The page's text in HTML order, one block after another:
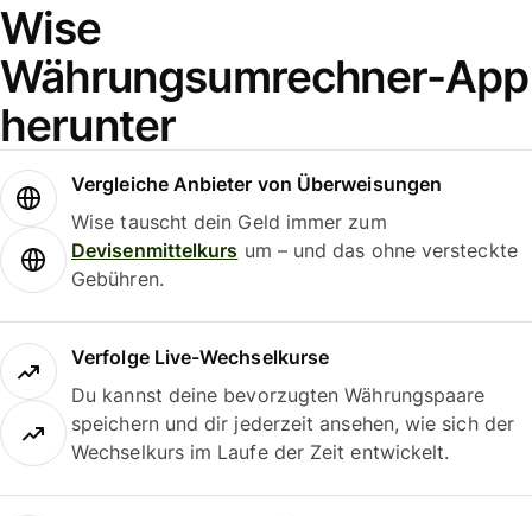
Wise
Währungsumrechner-App
herunter
Vergleiche Anbieter von Überweisungen
Wise tauscht dein Geld immer zum
Devisenmittelkurs um – und das ohne versteckte
Gebühren.
Verfolge Live-Wechselkurse
Du kannst deine bevorzugten Währungspaare
speichern und dir jederzeit ansehen, wie sich der
Wechselkurs im Laufe der Zeit entwickelt.